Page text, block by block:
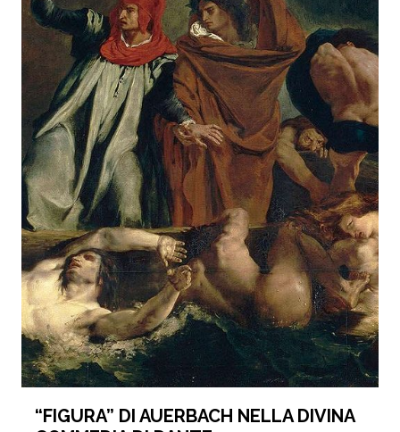
“FIGURA” DI AUERBACH NELLA DIVINA